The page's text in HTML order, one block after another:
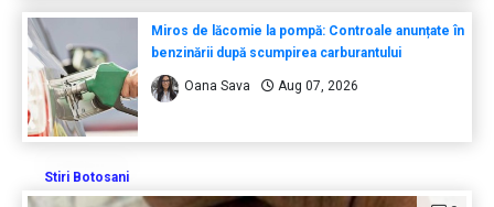
Miros de lăcomie la pompă: Controale anunțate în
benzinării după scumpirea carburantului
Oana Sava Aug 07, 2026
Stiri Botosani